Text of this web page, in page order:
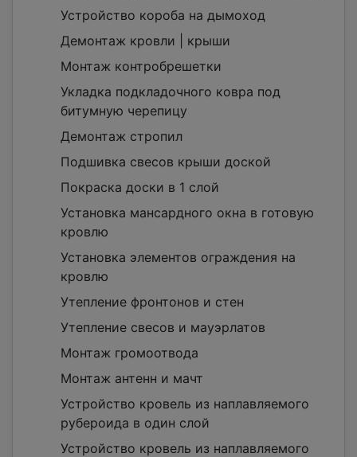
Устройство короба на дымоход
Демонтаж кровли | крыши
Монтаж контробрешетки
Укладка подкладочного ковра под
битумную черепицу
Демонтаж стропил
Подшивка свесов крыши доской
Покраска доски в 1 слой
Установка мансардного окна в готовую
кровлю
Установка элементов ограждения на
кровлю
Утепление фронтонов и стен
Утепление свесов и мауэрлатов
Монтаж громоотвода
Монтаж антенн и мачт
Устройство кровель из наплавляемого
рубероида в один слой
Устройство кровель из наплавляемого